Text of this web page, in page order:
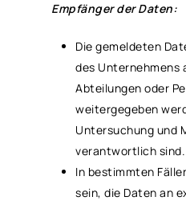
Empfänger der Daten:
Die gemeldeten
des Unternehmens
Abteilungen oder
weitergegeben
Untersuchung und
verantwortlich sind.
In bestimmten
sein, die Daten an